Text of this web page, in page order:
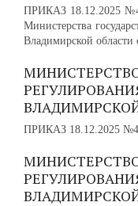
ПРИКАЗ 18.12.2025
Министерства
Владимирской
ПРИКАЗ 18.12.2025